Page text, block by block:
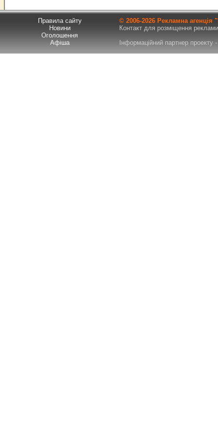
Правила сайту
Новини
Оголошення
Афіша
© 2006-2026 Рекламна
Контакт для розміщення
Інформаційний партнер проекту